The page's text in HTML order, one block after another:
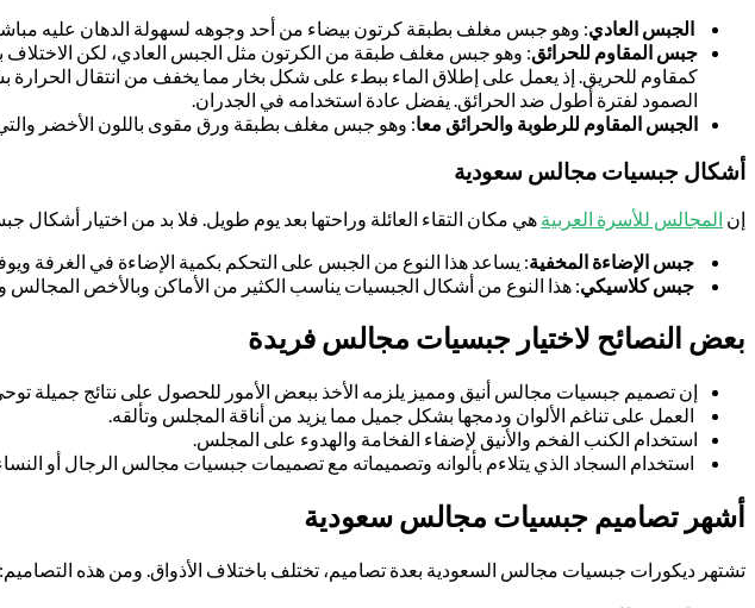
الجبس العادي: وهو جبس مغلف بطبقة كرتون بيضاء من أحد وجوهه لسهولة الدهان عليه
جبس المقاوم للحرائق
كمقاوم للحريق. إذ يعمل على إطلاق الماء ببطء على شكل بخار مما يخفف من انتقال
الصمود لفترة أطول ضد الحرائق. يفضل عادة استخدامه في الجدران.
الجبس المقاوم للرطوبة والحرائق معا: وهو جبس مغلف بطبقة ورق مقوى باللون الأخضر
أشكال جبسيات مجالس سعودية
إن المجالس للأسرة العربية هي مكان التقاء العائلة وراحتها بعد يوم طويل. فلا بد من اختيار
جبس الإضاءة المخفية: يساعد هذا النوع من الجبس على التحكم بكمية الإضاءة في الغرفة
جبس كلاسيكي: هذا النوع من أشكال الجبسيات يناسب الكثير من الأماكن وبالأخص المجالس
بعض النصائح لاختيار جبسيات مجالس فريدة
إن تصميم جبسيات مجالس أنيق ومميز يلزمه الأخذ ببعض الأمور للحصول على نتائج جميلة
العمل على تناغم الألوان ودمجها بشكل جميل مما يزيد من أناقة المجلس وتألقه.
استخدام الكنب الفخم والأنيق لإضفاء الفخامة والهدوء على المجلس.
استخدام السجاد الذي يتلاءم بألوانه وتصميماته مع تصميمات جبسيات مجالس الرجال أو
أشهر تصاميم جبسيات مجالس سعودية
تشتهر ديكورات جبسيات مجالس السعودية بعدة تصاميم، تختلف باختلاف الأذواق. ومن هذه التصاميم: